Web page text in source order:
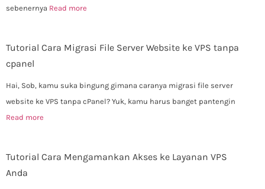
sebenernya Read more
Tutorial Cara Migrasi File Server Website ke VPS tanpa
cpanel
Hai, Sob, kamu suka bingung gimana caranya migrasi file server
website ke VPS tanpa cPanel? Yuk, kamu harus banget pantengin
Read more
Tutorial Cara Mengamankan Akses ke Layanan VPS
Anda